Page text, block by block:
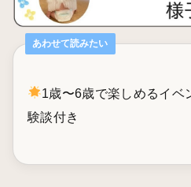
あわせて読みたい
1歳〜6歳で楽しめるイベ
験談付き